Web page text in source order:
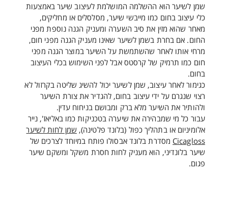
שמן לשיער הוא ההשלמה המושלמת לעיצוב שיער באמצעות
כלי עיצוב בחום כמו מייבשי שיער, מסלסלים או מחליקים,
מאחר שהוא מזין את סיב השערה ומעניק הגנה נוספת מפני
החום. אם בחרת בשמן לשיער שאינו מעניק הגנה מפני חום,
מרחי אותו לאחר שהשתמשת על השיער במוצר הגנה מפני
חום כמו תרמיק של קרסטס אבל לפני השימוש בכלי העיצוב
בחום.
כגימור לאחר עיצוב, שמן לשיער יכול להשיג שליטה בקרזול לא
רצוי שנגרם על ידי עיצוב בחום, להגדיר את צורת השיער
ולהותיר את השיער מלא ברק ומבושם בניחוח עדין.
עבור כל מי שמבהירה את שיערה בטכניקות כמו באליאז', נייר
אלומיניום או בתהליך כפול (בלונד פלטינה), שמן לחות לשיער
Cicagloss מסדרת בלונד אבסולו פותח במיוחד לצרכים של
שיער בלונדיני, הוא מעניק לחות חסרת משקל ומשקם שיער
פגום.